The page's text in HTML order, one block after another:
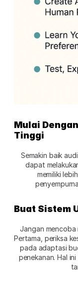
Mulai
Tinggi
Semakin baik
dapat
memiliki
Buat Sistem
Jangan mencoba
Pertama, periksa
pada adaptasi
penekanan. Hal